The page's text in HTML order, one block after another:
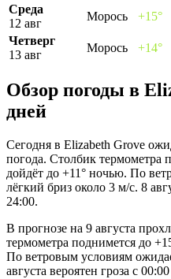
Среда
12 авг
Морось +15°
Четверг
13 авг
Морось +14°
Обзор погоды в
дней
Сегодня в Elizabeth Grove
погода. Столбик термометра
дойдёт до +11° ночью. По
лёгкий бриз около 3 м/с. 8
24:00.
В прогнозе на 9 августа
термометра поднимется до
По ветровым условиям
августа вероятен гроза с